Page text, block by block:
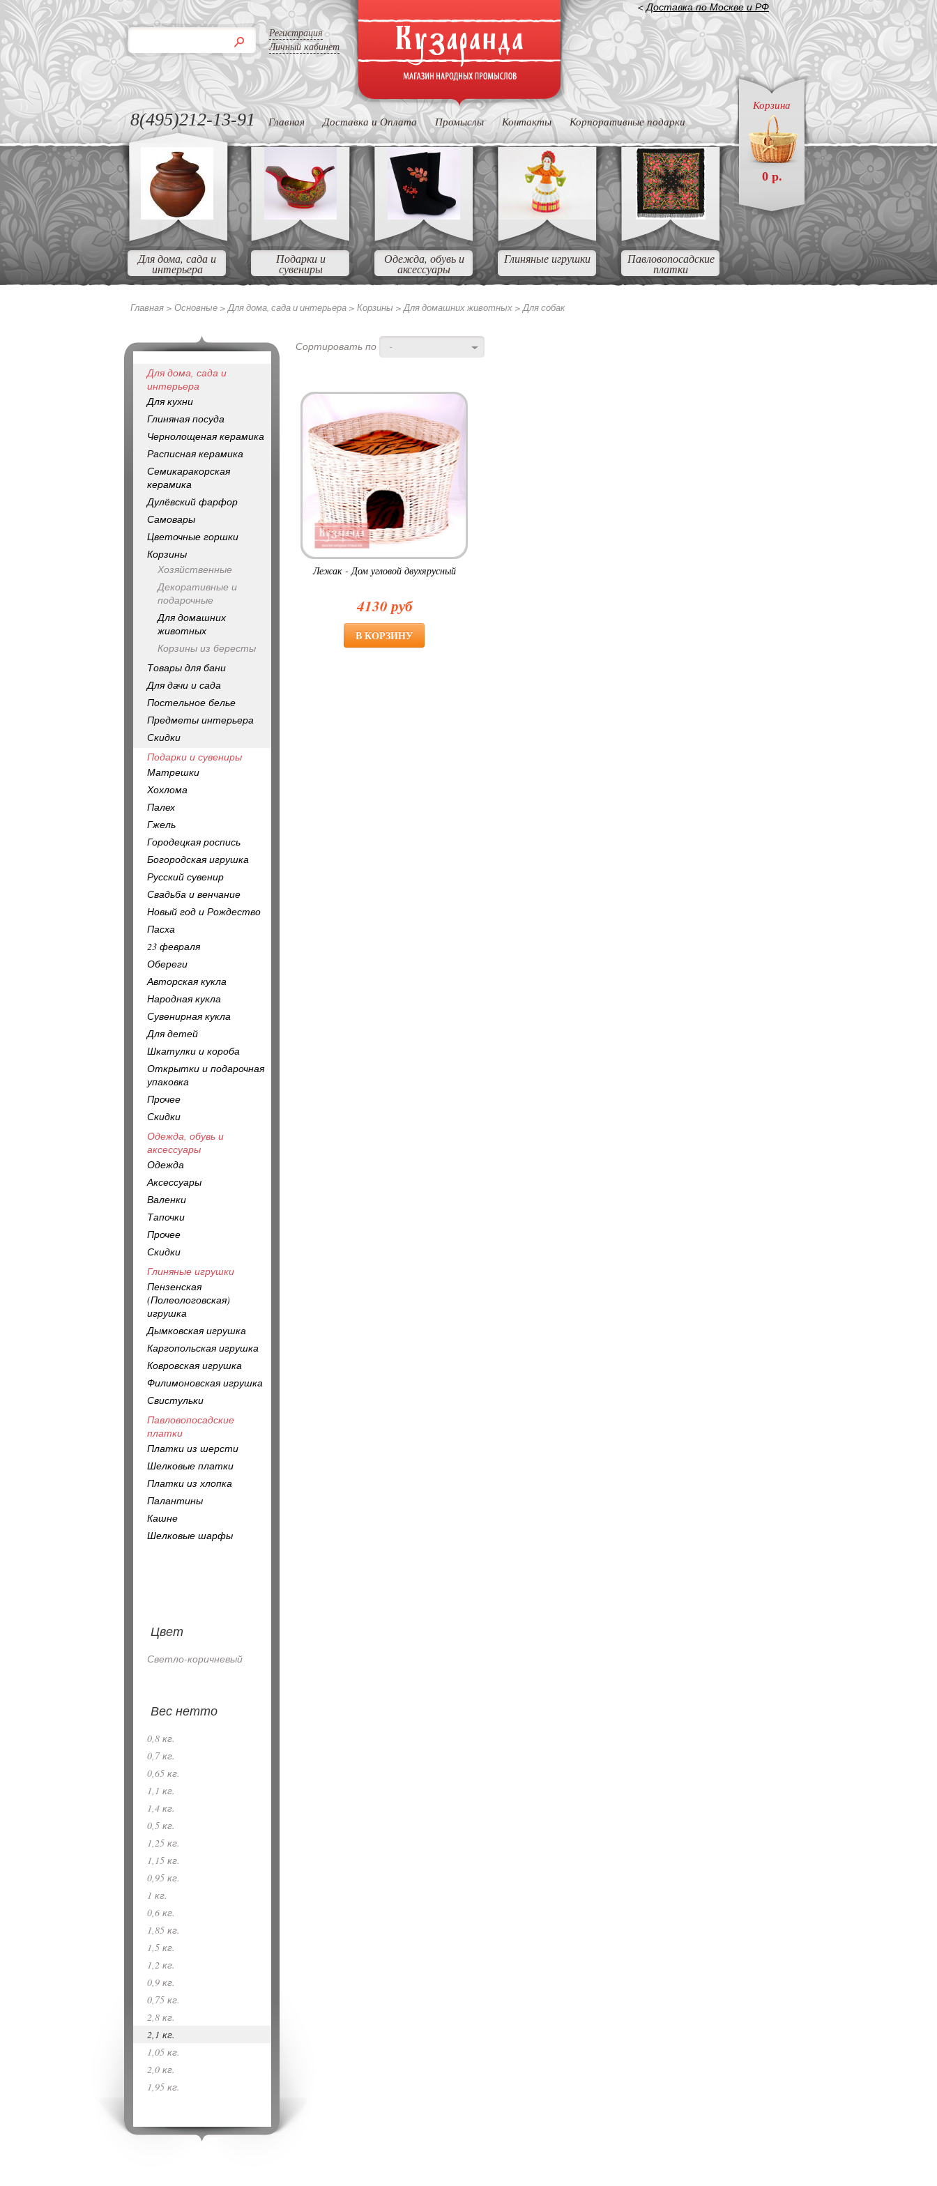
Регистрация
Личный кабинет
<Доставка по Москве и РФ
Корзина
0 р.
8(495)212-13-91 Главная Доставка и Оплата Промыслы Контакты Корпоративные подарки
Для дома, сада и
интерьера
Подарки и
сувениры
Одежда, обувь и
аксессуары
Глиняные игрушки Павловопосадские
платки
Главная > Основные >Для дома, сада и интерьера > Корзины >Для домашних животных >Для собак
Сортировать по -
Лежак - Дом угловой двухярусный
4130 руб
Для дома, сада и
интерьера
Для кухни
Глиняная посуда
Чернолощеная керамика
Расписная керамика
Семикаракорская
керамика
Дулёвский фарфор
Самовары
Цветочные горшки
Корзины
Хозяйственные
Декоративные и
подарочные
Для домашних
животных
Корзины из бересты
Товары для бани
Для дачи и сада
Постельное белье
Предметы интерьера
Скидки
Подарки и сувениры
Матрешки
Хохлома
Палех
Гжель
Городецкая роспись
Богородская игрушка
Русский сувенир
Свадьба и венчание
Новый год и Рождество
Пасха
23 февраля
Обереги
Авторская кукла
Народная кукла
Сувенирная кукла
Для детей
Шкатулки и короба
Открытки и подарочная
упаковка
Прочее
Скидки
Одежда, обувь и
аксессуары
Одежда
Аксессуары
Валенки
Тапочки
Прочее
Скидки
Глиняные игрушки
Пензенская
(Полеологовская)
игрушка
Дымковская игрушка
Каргопольская игрушка
Ковровская игрушка
Филимоновская игрушка
Свистульки
Павловопосадские
платки
Платки из шерсти
Шелковые платки
Платки из хлопка
Палантины
Кашне
Шелковые шарфы
Цвет
Светло-коричневый
Вес нетто
0,8 кг.
0,7 кг.
0,65 кг.
1,1 кг.
1,4 кг.
0,5 кг.
1,25 кг.
1,15 кг.
0,95 кг.
1 кг.
0,6 кг.
1,85 кг.
1,5 кг.
1,2 кг.
0,9 кг.
0,75 кг.
2,8 кг.
2,1 кг.
1,05 кг.
2,0 кг.
1,95 кг.